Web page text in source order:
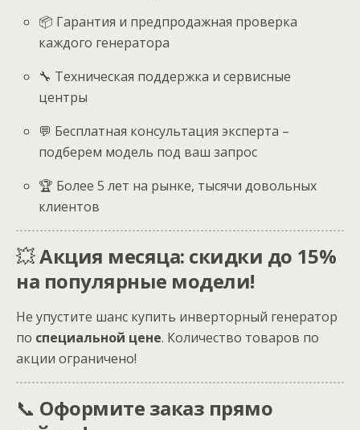
📦 Гарантия и предпродажная проверка
каждого генератора
🔧 Техническая поддержка и сервисные
центры
💬 Бесплатная консультация эксперта –
подберем модель под ваш запрос
🏆 Более 5 лет на рынке, тысячи довольных
клиентов
💥Акция месяца: скидки до 15%
на популярные модели!
Не упустите шанс купить инверторный генератор
по специальной цене. Количество товаров по
акции ограничено!
📞 Оформите заказ прямо